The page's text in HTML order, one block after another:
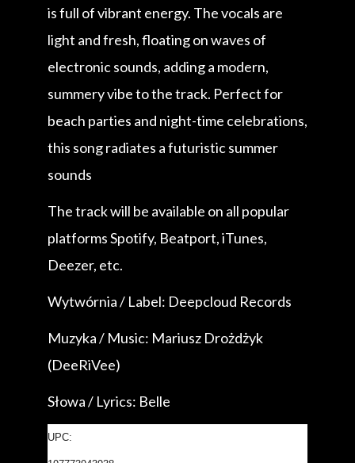
is full of vibrant energy. The vocals are
light and fresh, floating on waves of
electronic sounds, adding a modern,
summery vibe to the track. Perfect for
beach parties and night-time celebrations,
this song radiates a futuristic summer
sounds
The track will be available on all popular
platforms Spotify, Beatport, iTunes,
Deezer, etc.
Wytwórnia / Label: Deepcloud Records
Muzyka / Music: Mariusz Drożdżyk
(DeeRiVee)
Słowa / Lyrics: Belle
UPC: